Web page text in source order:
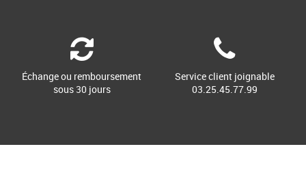
Échange ou remboursement
sous 30 jours
Service client joignable
03.25.45.77.99